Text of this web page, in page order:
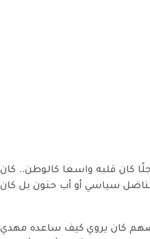
كان قلبه واسعا كالوطن.. كان
مناضل سياسي أو أب حنون بل كان
كان يروي كيف ساعده مهدي